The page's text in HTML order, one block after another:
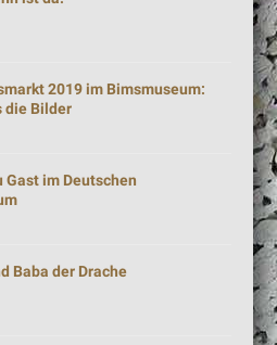
2019 im Bimsmuseum:
die Bilder
Gast im Deutschen
Baba der Drache